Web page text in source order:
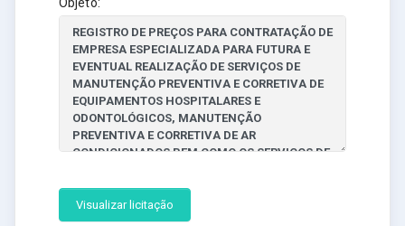
Visualizar licitação